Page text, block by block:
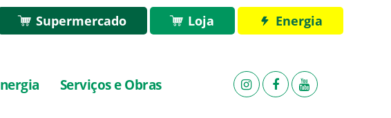
Supermercado Loja Energia
Serviços e Obras